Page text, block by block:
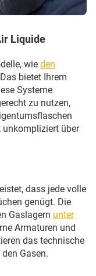
Liquide
wie den
bietet Ihrem
Systeme
zu nutzen,
unkompliziert über
dass jede volle
genügt. Die
Gaslagern unter
Armaturen und
das technische
Gasen.